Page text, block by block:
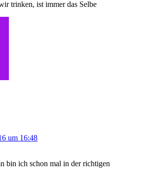
trinken, ist immer das Selbe
um 16:48
bin ich schon mal in der richtigen